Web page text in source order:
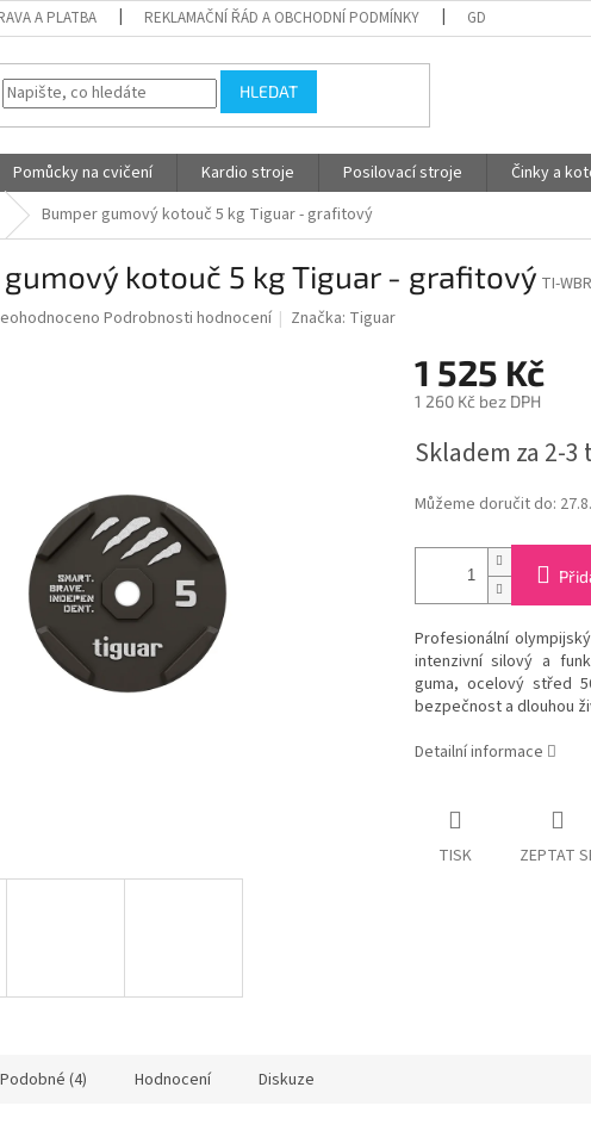
A PLATBA REKLAMAČNÍ ŘÁD A OBCHODNÍ PODMÍNKY GDPR - PODMÍNKY
HLEDAT
Pomůcky na cvičení Kardio stroje Posilovací stroje Činky a
Bumper gumový kotouč 5 kg Tiguar - grafitový
gumový kotouč 5 kg Tiguar - grafitový TI-
Podrobnosti hodnocení Značka: Tiguar
1 525 Kč
1 260 Kč bez DPH
cena:
Skladem za 2-3
Můžeme doručit do:
Profesionální
intenzivní silový a
guma, ocelový střed
bezpečnost a dlouhou
Detailní informace
TISK ZEPTAT
Podobné (4) Hodnocení Diskuze